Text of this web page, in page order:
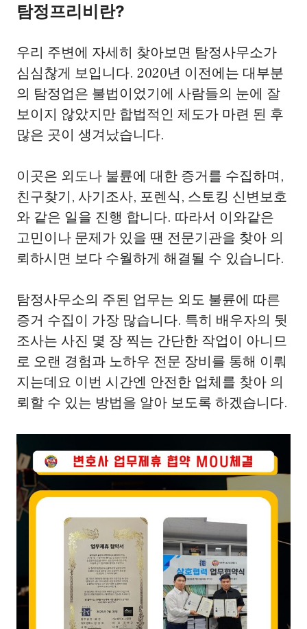
탐정프리비란?
우리 주변에 자세히 찾아보면 탐정사무소가
심심찮게 보입니다. 2020년 이전에는 대부분
의 탐정업은 불법이었기에 사람들의 눈에 잘
보이지 않았지만 합법적인 제도가 마련 된 후
많은 곳이 생겨났습니다.
이곳은 외도나 불륜에 대한 증거를 수집하며,
친구찾기, 사기조사, 포렌식, 스토킹 신변보호
와 같은 일을 진행 합니다. 따라서 이와같은
고민이나 문제가 있을 땐 전문기관을 찾아 의
뢰하시면 보다 수월하게 해결될 수 있습니다.
탐정사무소의 주된 업무는 외도 불륜에 따른
증거 수집이 가장 많습니다. 특히 배우자의 뒷
조사는 사진 몇 장 찍는 간단한 작업이 아니므
로 오랜 경험과 노하우 전문 장비를 통해 이뤄
지는데요 이번 시간엔 안전한 업체를 찾아 의
뢰할 수 있는 방법을 알아 보도록 하겠습니다.